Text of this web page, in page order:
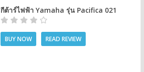
กีต้าร์ไฟฟ้า Yamaha รุ่น Pacifica 021
BUY NOW READ REVIEW